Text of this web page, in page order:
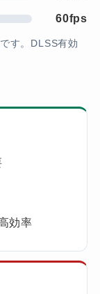
60fps
す。DLSS有効
効率